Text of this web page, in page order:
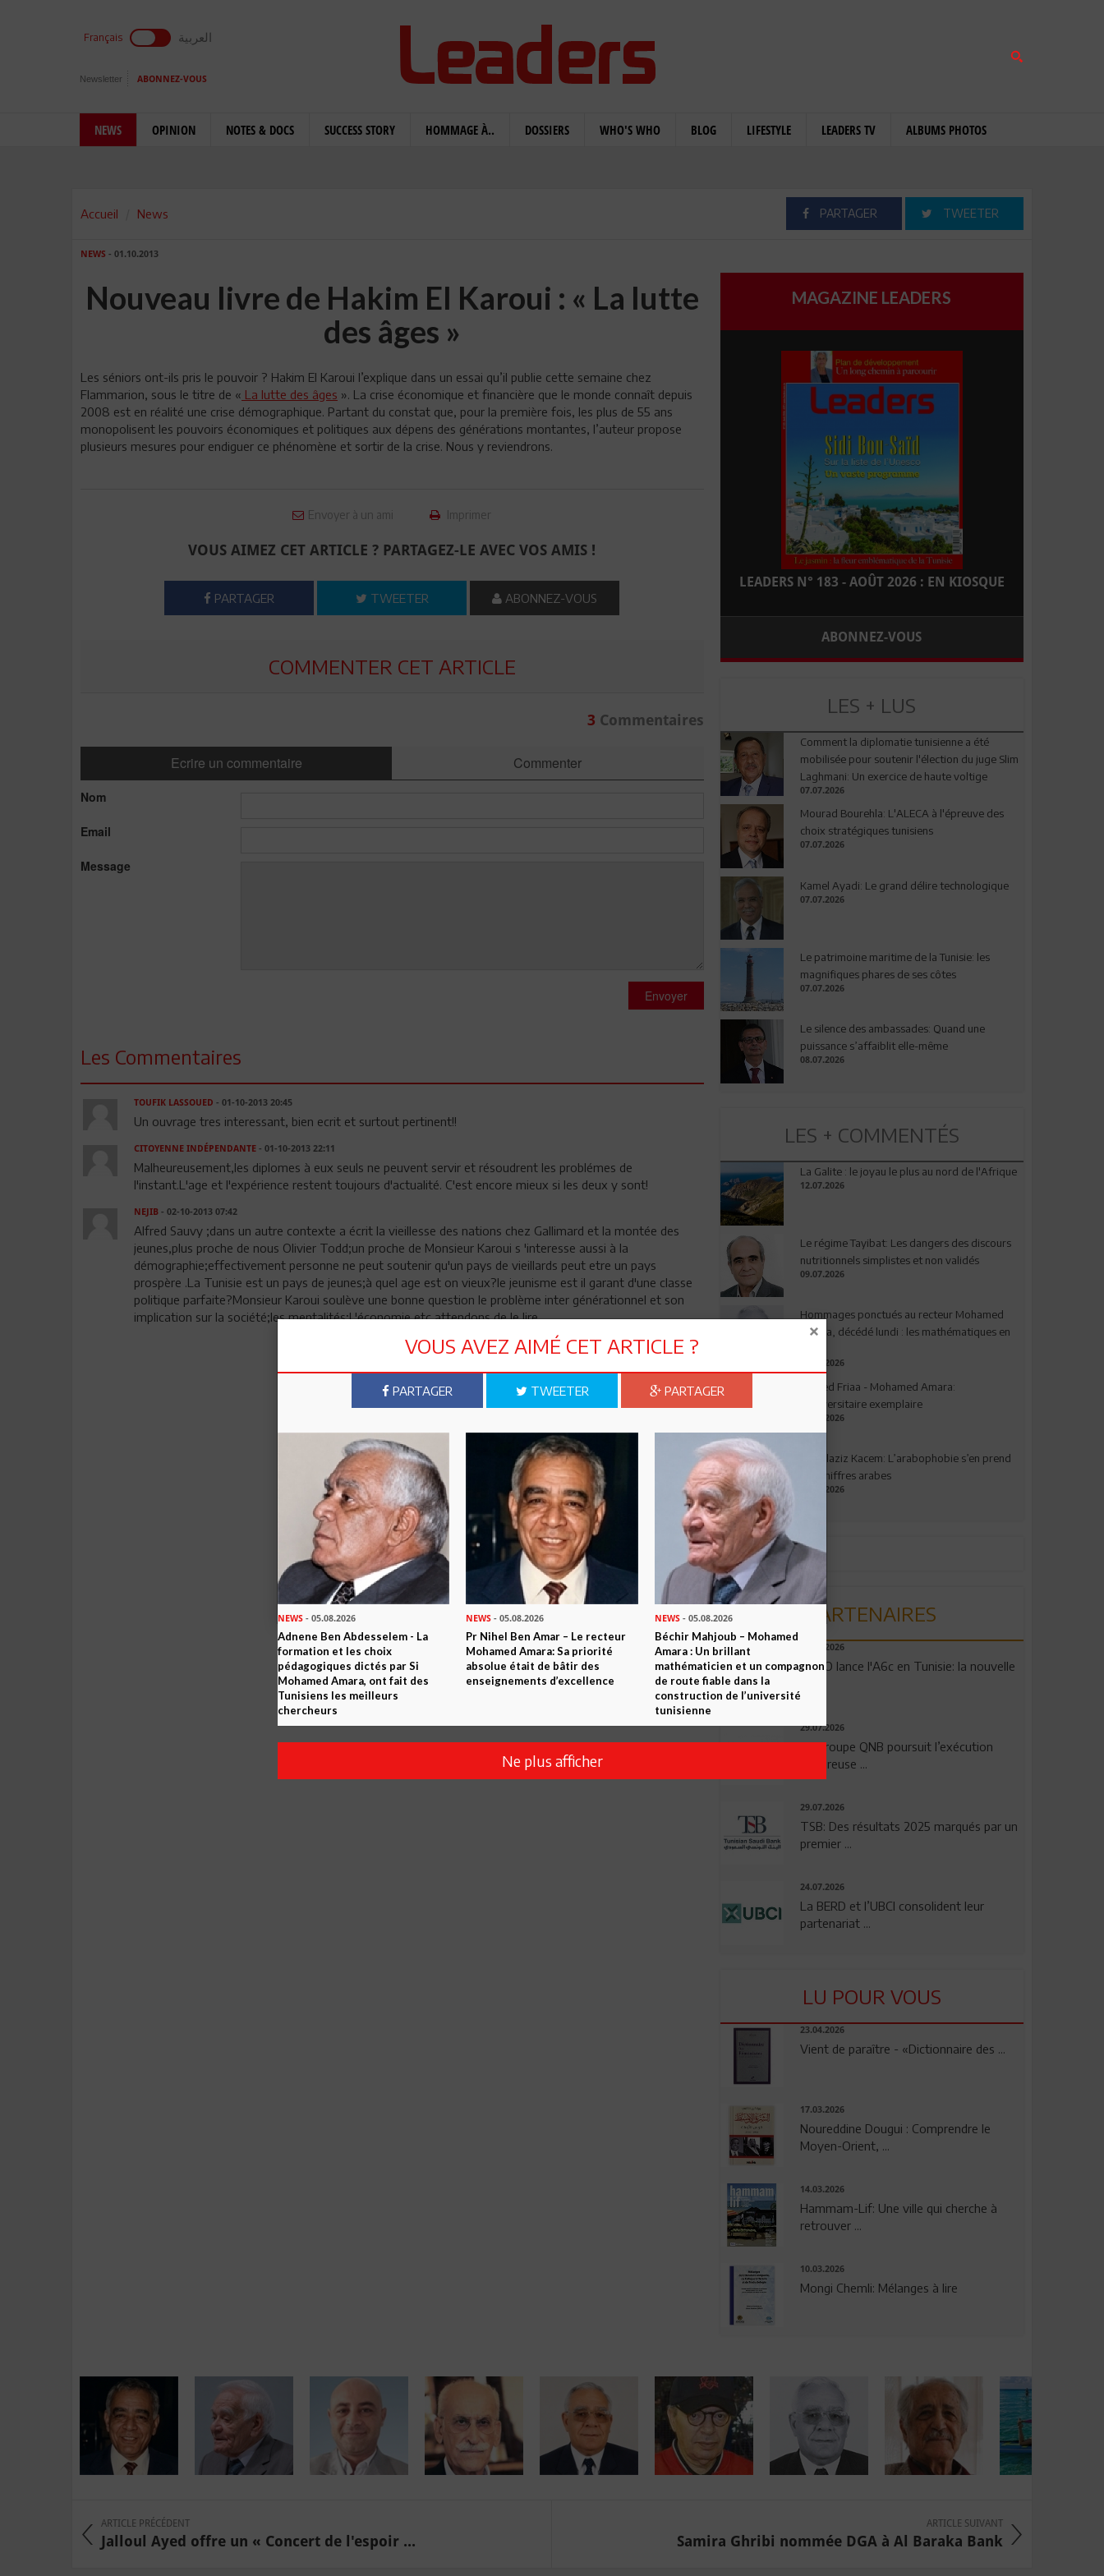
Français العربية
Newsletter ABONNEZ-VOUS
NEWS OPINION NOTES & DOCS SUCCESS STORY HOMMAGE À.. DOSSIERS WHO'S WHO BLOG LIFESTYLE LEADERS TV ALBUMS PHOTOS
Accueil News PARTAGER TWEETER
NEWS - 01.10.2013
Nouveau livre de Hakim El Karoui : « La lutte
des âges »
Les séniors ont-ils pris le pouvoir ? Hakim El Karoui l’explique dans un essai qu’il publie cette semaine chez
Flammarion, sous le titre de « La lutte des âges ». La crise économique et financière que le monde connaît depuis
2008 est en réalité une crise démographique. Partant du constat que, pour la première fois, les plus de 55 ans
monopolisent les pouvoirs économiques et politiques aux dépens des générations montantes, l’auteur propose
plusieurs mesures pour endiguer ce phénomène et sortir de la crise. Nous y reviendrons.
Envoyer à un ami Imprimer
VOUS AIMEZ CET ARTICLE ? PARTAGEZ-LE AVEC VOS AMIS !
PARTAGER TWEETER ABONNEZ-VOUS
COMMENTER CET ARTICLE
3 Commentaires
Ecrire un commentaire Commenter
Nom
Email
Message
Envoyer
Les Commentaires
TOUFIK LASSOUED - 01-10-2013 20:45
Un ouvrage tres interessant, bien ecrit et surtout pertinent!!
CITOYENNE INDÉPENDANTE- 01-10-2013 22:11
Malheureusement,les diplomes à eux seuls ne peuvent servir et résoudrent les problémes de
l'instant.L'age et l'expérience restent toujours d'actualité. C'est encore mieux si les deux y sont!
NEJIB- 02-10-2013 07:42
Alfred Sauvy ;dans un autre contexte a écrit la vieillesse des nations chez Gallimard et la montée des
jeunes,plus proche de nous Olivier Todd;un proche de Monsieur Karoui s 'interesse aussi à la
démographie;effectivement personne ne peut soutenir qu'un pays de vieillards peut etre un pays
prospère .La Tunisie est un pays de jeunes;à quel age est on vieux?le jeunisme est il garant d'une classe
politique parfaite?Monsieur Karoui soulève une bonne question le problème inter générationnel et son
implication sur la société;les mentalités;l 'économie etc attendons de le lire
MAGAZINE LEADERS
LEADERS N° 183 - AOÛT 2026 : EN KIOSQUE
ABONNEZ-VOUS
LES + LUS
Comment la diplomatie tunisienne a été
mobilisée pour soutenir l'élection du juge Slim
Laghmani: Un exercice de haute voltige
07.07.2026
Mourad Bourehla: L'ALECA à l'épreuve des
choix stratégiques tunisiens
07.07.2026
Kamel Ayadi: Le grand délire technologique
07.07.2026
Le patrimoine maritime de la Tunisie: les
magnifiques phares de ses côtes
07.07.2026
Le silence des ambassades: Quand une
puissance s’affaiblit elle-même
08.07.2026
LES + COMMENTÉS
La Galite : le joyau le plus au nord de l'Afrique
12.07.2026
Le régime Tayibat: Les dangers des discours
nutritionnels simplistes et non validés
09.07.2026
Hommages ponctués au recteur Mohamed
Amara, décédé lundi : les mathématiques en
03.08.2026
Ahmed Friaa - Mohamed Amara:
l’Universitaire exemplaire
04.08.2026
Abdelaziz Kacem: L’arabophobie s’en prend
aux chiffres arabes
09.07.2026
PARTENAIRES
04.08.2026
OPPO lance l'A6c en Tunisie: la nouvelle
29.07.2026
Le Groupe QNB poursuit l’exécution
rigoureuse ...
29.07.2026
TSB: Des résultats 2025 marqués par un
premier ...
24.07.2026
La BERD et l’UBCI consolident leur
partenariat ...
LU POUR VOUS
23.04.2026
Vient de paraître - «Dictionnaire des ...
17.03.2026
Noureddine Dougui : Comprendre le
Moyen-Orient, ...
14.03.2026
Hammam-Lif: Une ville qui cherche à
retrouver ...
10.03.2026
Mongi Chemli: Mélanges à lire
ARTICLE PRÉCÉDENT
Jalloul Ayed offre un « Concert de l'espoir ...
ARTICLE SUIVANT
Samira Ghribi nommée DGA à Al Baraka Bank
VOUS AVEZ AIMÉ CET ARTICLE ?
PARTAGER TWEETER PARTAGER
NEWS - 05.08.2026
Adnene Ben Abdesselem - La
formation et les choix
pédagogiques dictés par Si
Mohamed Amara, ont fait des
Tunisiens les meilleurs
chercheurs
NEWS - 05.08.2026
Pr Nihel Ben Amar – Le recteur
Mohamed Amara: Sa priorité
absolue était de bâtir des
enseignements d’excellence
NEWS- 05.08.2026
Béchir Mahjoub – Mohamed
Amara : Un brillant
mathématicien et un compagnon
de route fiable dans la
construction de l’université
tunisienne
Ne plus afficher